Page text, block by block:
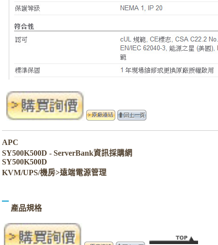
APC
SY500K500D - ServerBank資訊採購網
SY500K500D
KVM/UPS/機房>遠端電源管理
產品規格